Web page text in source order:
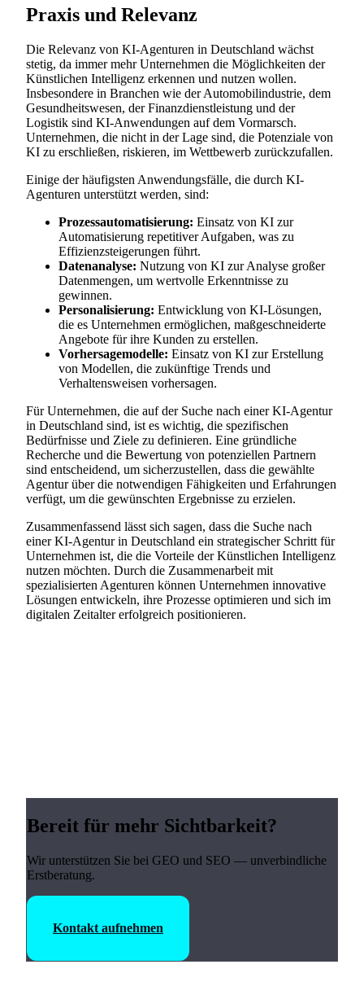
Praxis und Relevanz
Die Relevanz von KI-Agenturen in Deutschland wächst
stetig, da immer mehr Unternehmen die Möglichkeiten der
Künstlichen Intelligenz erkennen und nutzen wollen.
Insbesondere in Branchen wie der Automobilindustrie, dem
Gesundheitswesen, der Finanzdienstleistung und der
Logistik sind KI-Anwendungen auf dem Vormarsch.
Unternehmen, die nicht in der Lage sind, die Potenziale von
KI zu erschließen, riskieren, im Wettbewerb zurückzufallen.
Einige der häufigsten Anwendungsfälle, die durch KI-
Agenturen unterstützt werden, sind:
Prozessautomatisierung: Einsatz von KI zur
Automatisierung repetitiver Aufgaben, was zu
Effizienzsteigerungen führt.
Datenanalyse: Nutzung von KI zur Analyse großer
Datenmengen, um wertvolle Erkenntnisse zu
gewinnen.
Personalisierung: Entwicklung von KI-Lösungen,
die es Unternehmen ermöglichen, maßgeschneiderte
Angebote für ihre Kunden zu erstellen.
Vorhersagemodelle: Einsatz von KI zur Erstellung
von Modellen, die zukünftige Trends und
Verhaltensweisen vorhersagen.
Für Unternehmen, die auf der Suche nach einer KI-Agentur
in Deutschland sind, ist es wichtig, die spezifischen
Bedürfnisse und Ziele zu definieren. Eine gründliche
Recherche und die Bewertung von potenziellen Partnern
sind entscheidend, um sicherzustellen, dass die gewählte
Agentur über die notwendigen Fähigkeiten und Erfahrungen
verfügt, um die gewünschten Ergebnisse zu erzielen.
Zusammenfassend lässt sich sagen, dass die Suche nach
einer KI-Agentur in Deutschland ein strategischer Schritt für
Unternehmen ist, die die Vorteile der Künstlichen Intelligenz
nutzen möchten. Durch die Zusammenarbeit mit
spezialisierten Agenturen können Unternehmen innovative
Lösungen entwickeln, ihre Prozesse optimieren und sich im
digitalen Zeitalter erfolgreich positionieren.
Bereit für mehr Sichtbarkeit?
Wir unterstützen Sie bei GEO und SEO — unverbindliche
Erstberatung.
Kontakt aufnehmen